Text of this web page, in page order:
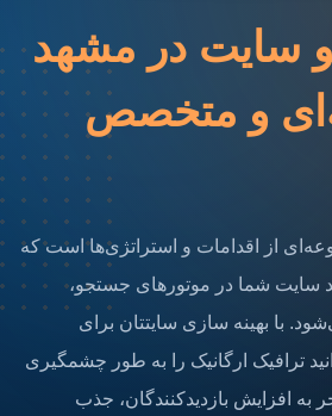
سایت در مشهد
و متخصص
از اقدامات و استراتژی‌ها است که
سایت شما در موتورهای جستجو،
با بهینه سازی سایتتان برای
ترافیک ارگانیک را به طور چشمگیری
به افزایش بازدیدکنندگان، جذب